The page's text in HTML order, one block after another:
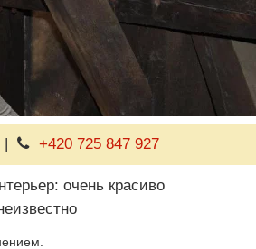
| +420 725 847 927
очень красиво